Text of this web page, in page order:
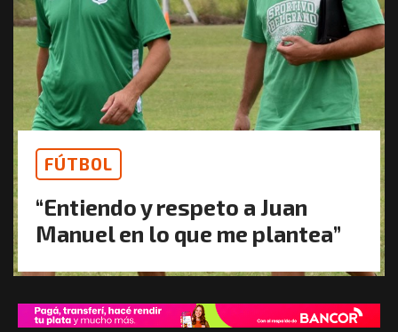
FÚTBOL
“Entiendo y respeto a Juan
Manuel en lo que me plantea”